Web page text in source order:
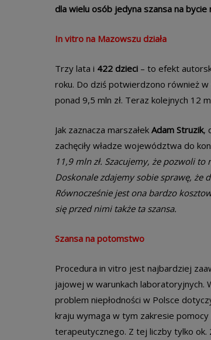
dla wielu osób jedyna szansa na bycie
In vitro na Mazowszu działa
Trzy lata i 422 dzieci – to efekt
roku. Do dziś potwierdzono również w
ponad 9,5 mln zł. Teraz kolejnych 12
Jak zaznacza marszałek Adam Struzik,
zachęciły władze województwa do
11,9 mln zł. Szacujemy, że pozwoli
Doskonale zdajemy sobie sprawę, że
Równocześnie jest ona bardzo
się przed nimi także ta szansa.
Szansa na potomstwo
Procedura in vitro jest najbardziej
jajowej w warunkach laboratoryjnych.
problem niepłodności w Polsce
kraju wymaga w tym zakresie pomocy
terapeutycznego. Z tej liczby tylko ok.